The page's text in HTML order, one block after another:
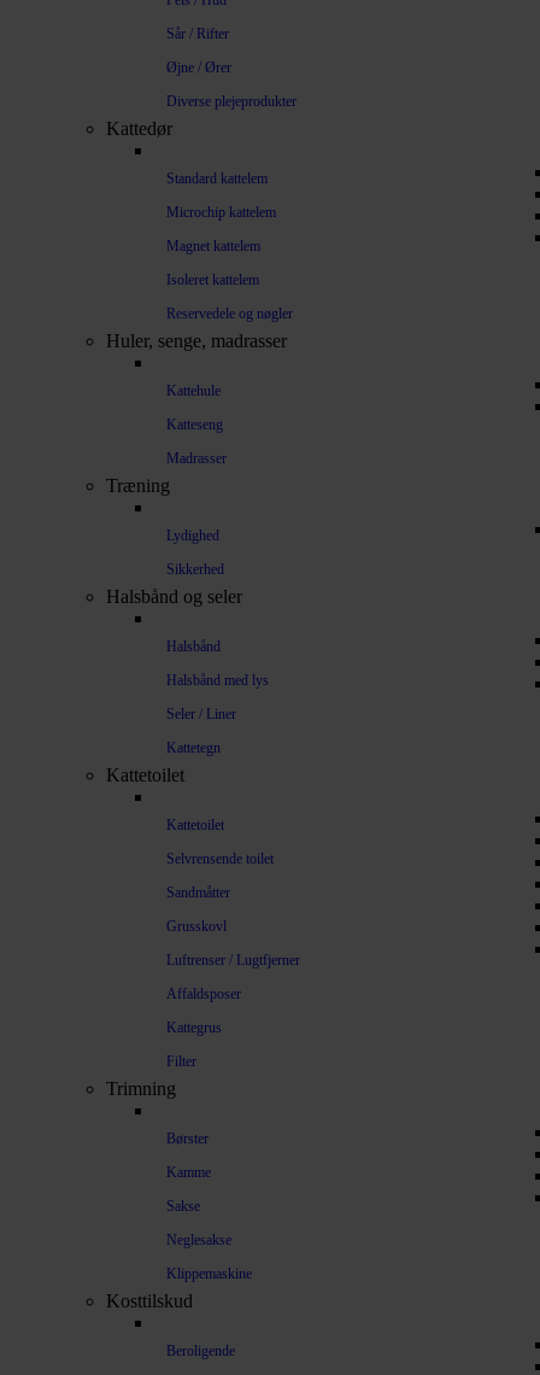
Sår / Rifter
Øjne / Ører
Diverse plejeprodukter
Kattedør
Standard kattelem
Microchip kattelem
Magnet kattelem
Isoleret kattelem
Reservedele og nøgler
Huler, senge, madrasser
Kattehule
Katteseng
Madrasser
Træning
Lydighed
Sikkerhed
Halsbånd og seler
Halsbånd
Halsbånd med lys
Seler / Liner
Kattetegn
Kattetoilet
Kattetoilet
Selvrensende toilet
Sandmåtter
Grusskovl
Luftrenser / Lugtfjerner
Affaldsposer
Kattegrus
Filter
Trimning
Børster
Kamme
Sakse
Neglesakse
Klippemaskine
Kosttilskud
Beroligende